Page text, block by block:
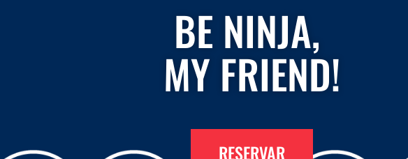
BE NINJA,
MY FRIEND!
RESERVAR